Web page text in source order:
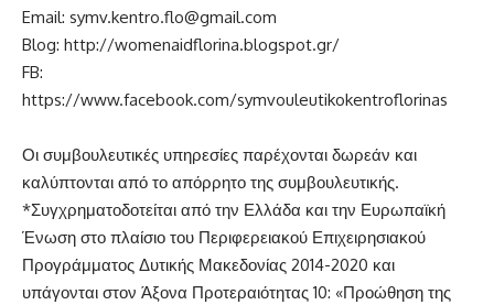
Email: symv.kentro.flo@gmail.com
Blog: http://womenaidflorina.blogspot.gr/
FB:
https://www.facebook.com/symvouleutikokentroflorinas
Οι συμβουλευτικές υπηρεσίες παρέχονται δωρεάν και
καλύπτονται από το απόρρητο της συμβουλευτικής.
*Συγχρηματοδοτείται από την Ελλάδα και την Ευρωπαϊκή
Ένωση στο πλαίσιο του Περιφερειακού Επιχειρησιακού
Προγράμματος Δυτικής Μακεδονίας 2014-2020 και
υπάγονται στον Άξονα Προτεραιότητας 10: «Προώθηση της